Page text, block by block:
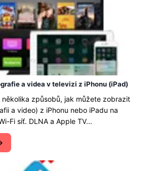
a videa v televizi z iPhonu (iPad)
způsobů, jak můžete zobrazit
a video) z iPhonu nebo iPadu na
Fi síť. DLNA a Apple TV...